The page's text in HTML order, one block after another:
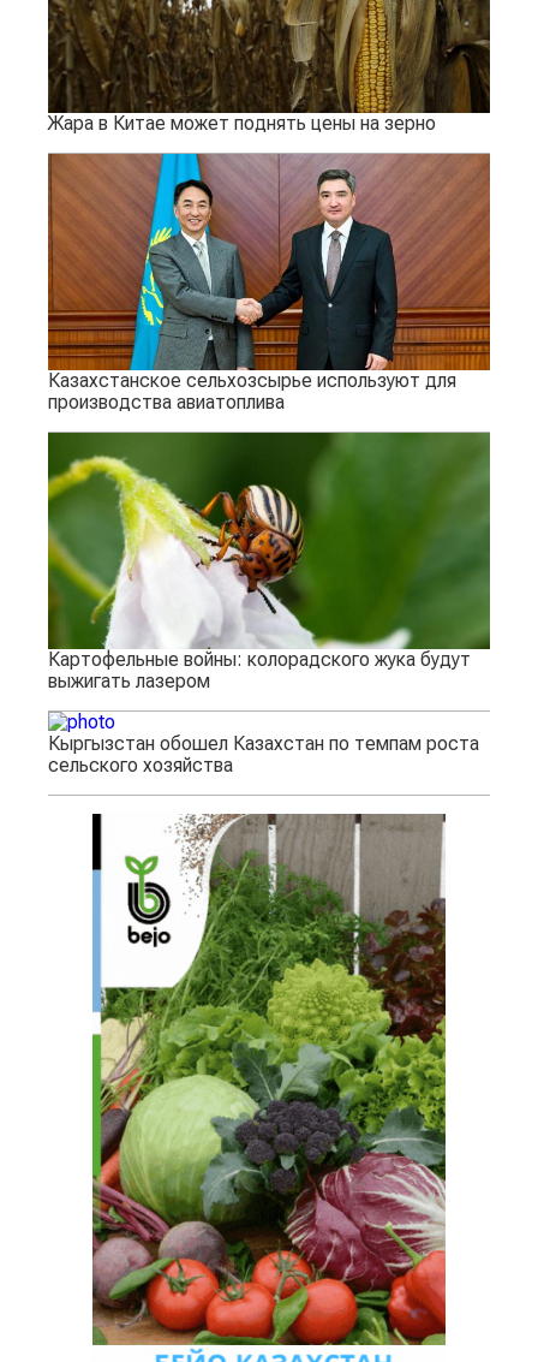
Жара в Китае может поднять цены на зерно
Казахстанское сельхозсырье используют для
производства авиатоплива
Картофельные войны: колорадского жука будут
выжигать лазером
Кыргызстан обошел Казахстан по темпам роста
сельского хозяйства